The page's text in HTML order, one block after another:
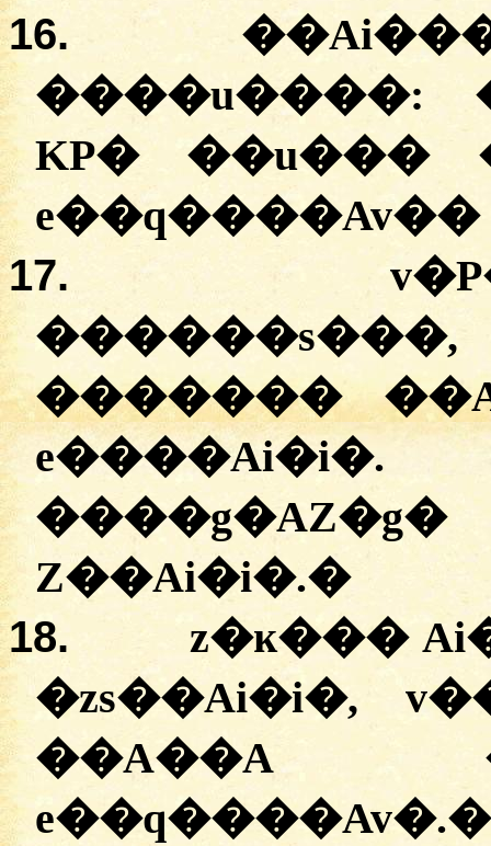
16. �
����u����:
KP���u���
e��q����Av��
17.
������s���,
��������
e����Ai�i�
����g�AZ�g�
Z��Ai�i�.�
18. z�ĸ���
�zs��Ai�i�,
��A��A
e��q����Av�.�